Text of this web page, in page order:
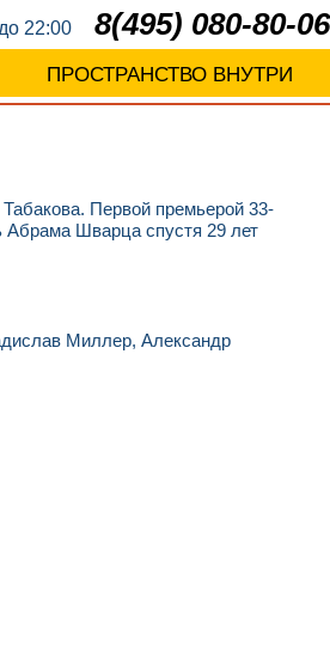
22:00 8(495) 080-80-06
ПРОСТРАНСТВО ВНУТРИ
Первой премьерой 33-
Абрама Шварца спустя 29 лет
Миллер, Александр